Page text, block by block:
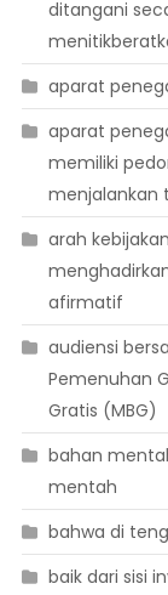
ditangani
aparat
aparat
memiliki
menjalankan
arah
afirmatif
audiensi
Pemenuhan
Gratis (MBG)
bahan
mentah
bahwa di
baik dari sisi